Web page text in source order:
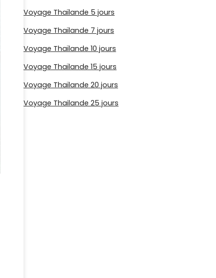
Voyage Thaïlande 5 jours
Voyage Thaïlande 7 jours
Voyage Thaïlande 10 jours
Voyage Thaïlande 15 jours
Voyage Thaïlande 20 jours
Voyage Thailande 25 jours